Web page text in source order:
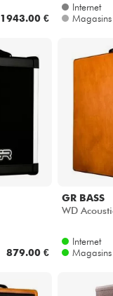
1943.00 €
Internet
Magasins
879.00 €
GR BASS
WD
Internet
Magasins